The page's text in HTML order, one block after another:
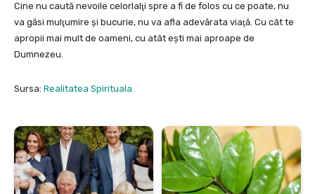
Cine nu caută nevoile celorlalţi spre a fi de folos cu ce poate, nu
va găsi mulţumire şi bucurie, nu va afla adevărata viaţă. Cu cât te
apropii mai mult de oameni, cu atât eşti mai aproape de
Dumnezeu.
Sursa: Realitatea Spirituala